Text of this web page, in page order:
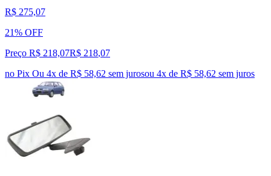
R$ 275,07
21% OFF
Preço R$ 218,07R$ 218,07
no Pix Ou 4x de R$ 58,62 sem jurosou 4x de R$ 58,62 sem juros